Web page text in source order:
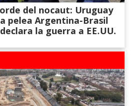
del nocaut: Uruguay
pelea Argentina-Brasil
la guerra a EE.UU.